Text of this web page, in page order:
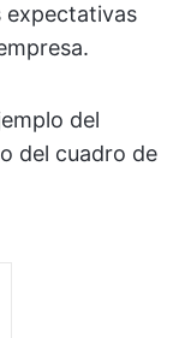
expectativas
del
del cuadro de